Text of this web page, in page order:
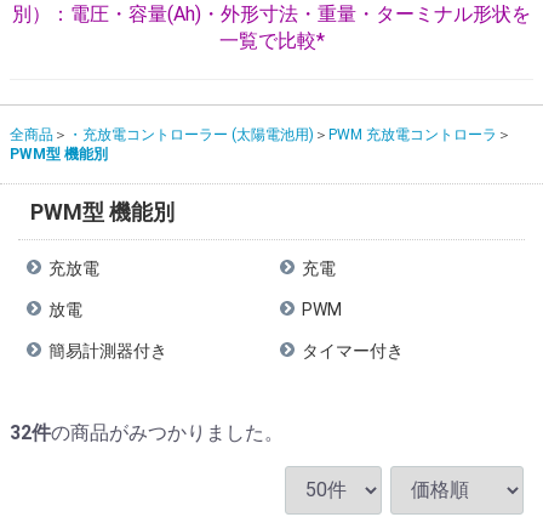
別）：電圧・容量(Ah)・外形寸法・重量・ターミナル形状を
一覧で比較*
全商品 ・充放電コントローラー (太陽電池用)
PWM 充放電コントローラ
PWM型 機能別
PWM型 機能別
充放電 充電
放電 PWM
簡易計測器付き タイマー付き
32件の商品がみつかりました。